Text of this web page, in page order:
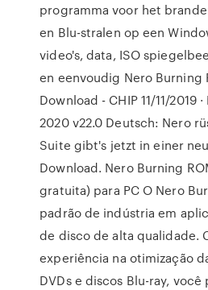
programma voor het
en Blu-stralen op een
video's, data, ISO
en eenvoudig Nero Burning
Download - CHIP 11/11/2019
2020 v22.0 Deutsch: Nero
Suite gibt's jetzt in einer
Download. Nero Burning
gratuita) para PC O Nero
padrão de indústria em
de disco de alta qualidade.
experiência na otimização
DVDs e discos Blu-ray,